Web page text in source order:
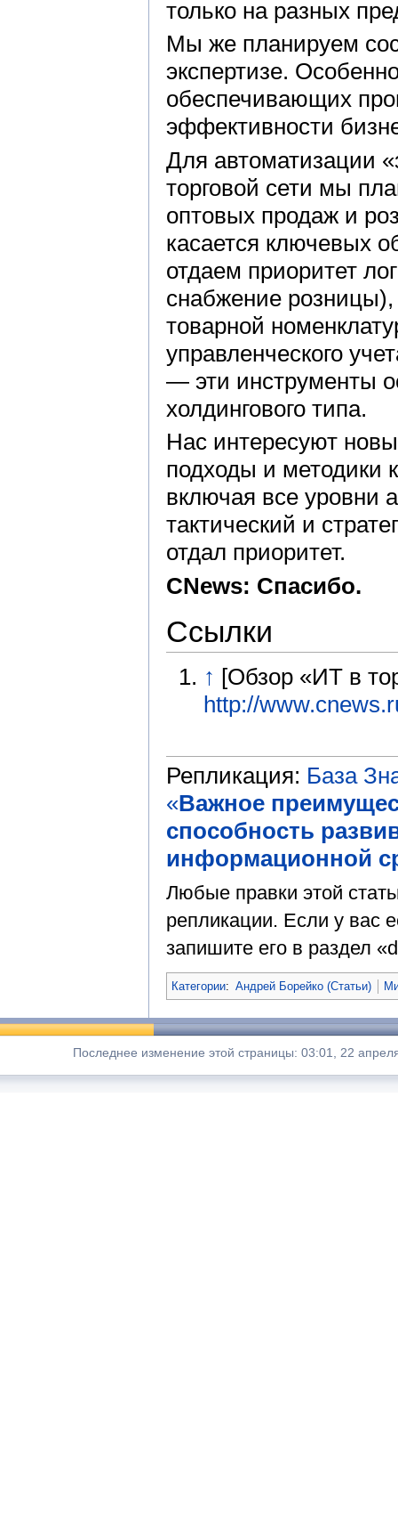
только на разных
Мы же планируем
экспертизе.
обеспечивающих
эффективности
Для автоматизации
торговой сети мы
оптовых продаж и
касается ключевых
отдаем приоритет
снабжение
товарной
управленческого
— эти инструменты
холдингового типа.
Нас интересуют
подходы и методики
включая все уровни
тактический и
отдал приоритет.
CNews: Спасибо.
Ссылки
↑ [Обзор «ИТ в
http://
Репликация: База
«Важное
способность
информационной
Любые правки этой
репликации. Если у вас
запишите его в раздел
Категории: Андрей Борейко (Статьи)
Последнее изменение этой страницы: 03:01, 22